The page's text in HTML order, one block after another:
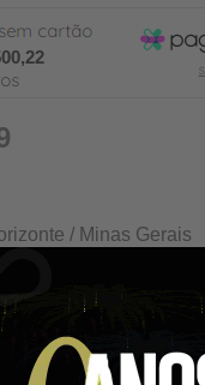
/ Minas Gerais
Cachaça, Whisky,
Litros/50000ml
(LxAxC)
/ Luxo